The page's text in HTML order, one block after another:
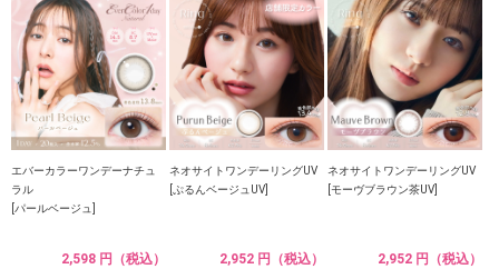
エバーカラーワンデーナチュ
ラル
[パールベージュ]
2,598 円（税込）
ネオサイトワンデーリングUV
[ぷるんベージュUV]
2,952 円（税込）
ネオサイトワンデーリングUV
[モーヴブラウン茶UV]
2,952 円（税込）